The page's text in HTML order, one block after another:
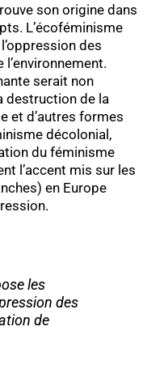
son origine dans
L’écoféminisme
des
serait non
destruction de la
et d’autres formes
décolonial,
du féminisme
l’accent mis sur les
en Europe
les
des
de